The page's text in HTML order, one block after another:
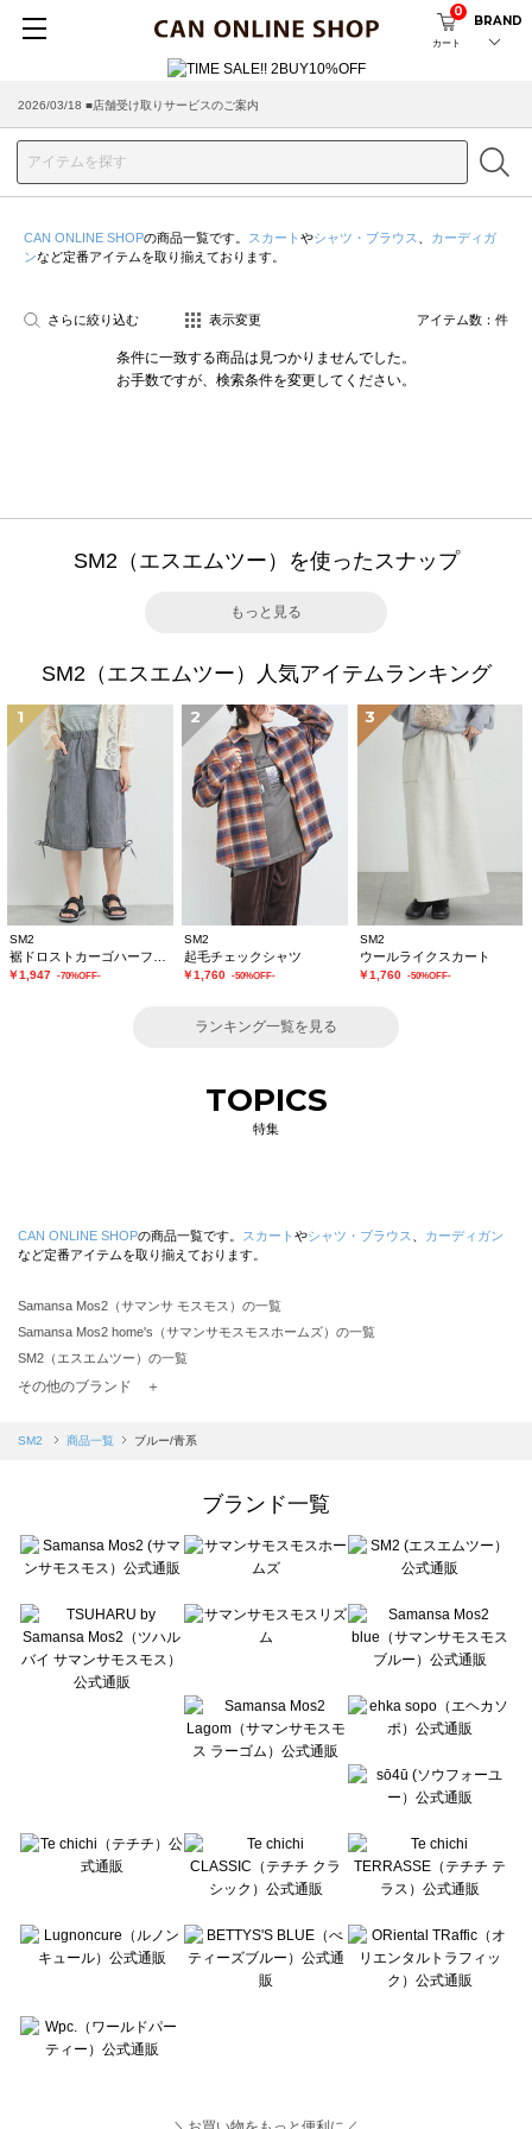
カート
0
BRAND
2026/03/18 ■店舗受け取りサービスのご案内
CAN ONLINE SHOPの商品一覧です。 スカート やシャツ・ブラウス
カーディガ
ンなど定番アイテムを取り揃えております。
さらに絞り込む 表示変更 アイテム数： 件
条件に一致する商品は見つかりませんでした。
お手数ですが、検索条件を変更してください。
SM2（エスエムツー）を使ったスナップ
もっと見る
SM2（エスエムツー）人気アイテムランキング
1
SM2
￥1,947 -70%OFF-
2
SM2
起毛チェックシャツ
￥1,760 -50%OFF-
3
SM2
ウールライクスカート
￥1,760 -50%OFF-
ランキング一覧を見る
TOPICS
特集
CAN ONLINE SHOPの商品一覧です。 スカート やシャツ・ブラウス
カーディガン
など定番アイテムを取り揃えております。
Samansa Mos2（サマンサ モスモス）の一覧
Samansa Mos2 home's（サマンサモスモスホームズ）の一覧
SM2（エスエムツー）の一覧
TSUHARU by Samansa Mos2（ツハルバイサマンサモスモス）の一覧
Samansa Mos2 blue（サマンサモスモス ブルー）の一覧
Te chichi（テチチ）の一覧
Te chichi CLASSIC（テチチ クラシック）の一覧
Lugnoncure（ルノンキュール）の一覧
BETTY'S BLUE（べティーズブルー）の一覧
Wpc.（ワールドパーティー）の一覧
その他のブランド ＋
SM2 商品一覧 ブルー/青系
ブランド一覧